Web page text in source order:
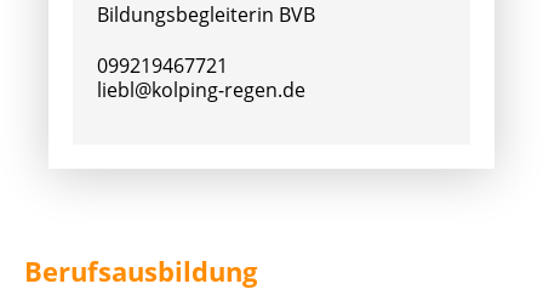
Bildungsbegleiterin BVB
099219467721
liebl@kolping-regen.de
Berufsausbildung